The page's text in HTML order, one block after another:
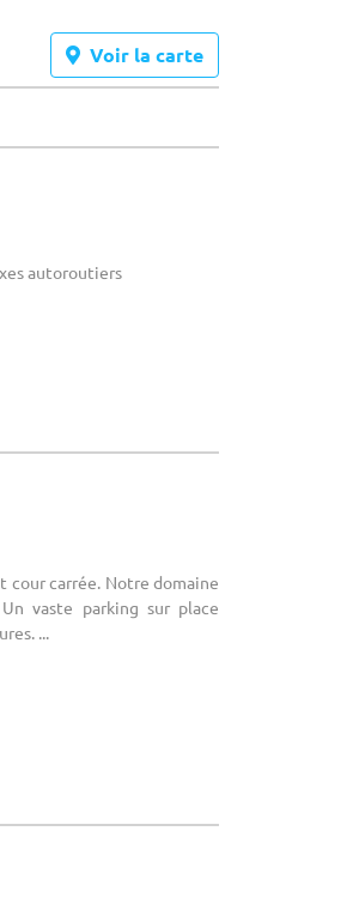
Voir la carte
autoroutiers
cour carrée. Notre domaine
vaste parking sur place
...